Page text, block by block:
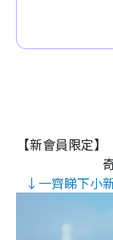
【新會員限定
↓一齊睇下小